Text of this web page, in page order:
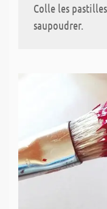
Colle les
saupoudrer.